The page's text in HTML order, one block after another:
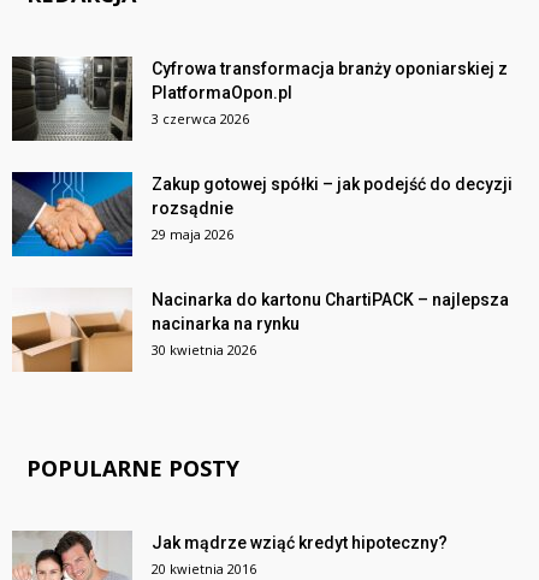
Cyfrowa transformacja branży oponiarskiej z
PlatformaOpon.pl
3 czerwca 2026
Zakup gotowej spółki – jak podejść do decyzji
rozsądnie
29 maja 2026
Nacinarka do kartonu ChartiPACK – najlepsza
nacinarka na rynku
30 kwietnia 2026
POPULARNE POSTY
Jak mądrze wziąć kredyt hipoteczny?
20 kwietnia 2016